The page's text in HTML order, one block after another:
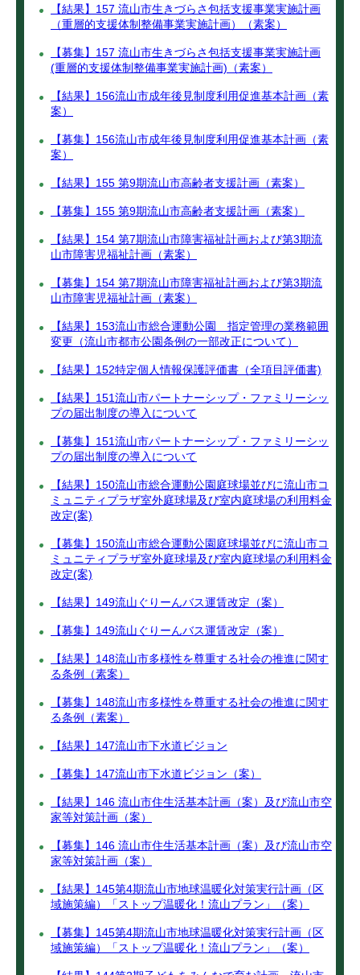
【結果】157 流山市生きづらさ包括支援事業実施計画
（重層的支援体制整備事業実施計画）（素案）
【募集】157 流山市生きづらさ包括支援事業実施計画
(重層的支援体制整備事業実施計画)（素案）
【結果】156流山市成年後見制度利用促進基本計画（素
案）
【募集】156流山市成年後見制度利用促進基本計画（素
案）
【結果】155 第9期流山市高齢者支援計画（素案）
【募集】155 第9期流山市高齢者支援計画（素案）
【結果】154 第7期流山市障害福祉計画および第3期流
山市障害児福祉計画（素案）
【募集】154 第7期流山市障害福祉計画および第3期流
山市障害児福祉計画（素案）
【結果】153流山市総合運動公園 指定管理の業務範囲
変更（流山市都市公園条例の一部改正について）
【結果】152特定個人情報保護評価書（全項目評価書)
【結果】151流山市パートナーシップ・ファミリーシッ
プの届出制度の導入について
【募集】151流山市パートナーシップ・ファミリーシッ
プの届出制度の導入について
【結果】150流山市総合運動公園庭球場並びに流山市コ
ミュニティプラザ室外庭球場及び室内庭球場の利用料金
改定(案)
【募集】150流山市総合運動公園庭球場並びに流山市コ
ミュニティプラザ室外庭球場及び室内庭球場の利用料金
改定(案)
【結果】149流山ぐりーんバス運賃改定（案）
【募集】149流山ぐりーんバス運賃改定（案）
【結果】148流山市多様性を尊重する社会の推進に関す
る条例（素案）
【募集】148流山市多様性を尊重する社会の推進に関す
る条例（素案）
【結果】147流山市下水道ビジョン
【募集】147流山市下水道ビジョン（案）
【結果】146 流山市住生活基本計画（案）及び流山市空
家等対策計画（案）
【募集】146 流山市住生活基本計画（案）及び流山市空
家等対策計画（案）
【結果】145第4期流山市地球温暖化対策実行計画（区
域施策編）「ストップ温暖化！流山プラン」（案）
【募集】145第4期流山市地球温暖化対策実行計画（区
域施策編）「ストップ温暖化！流山プラン」（案）